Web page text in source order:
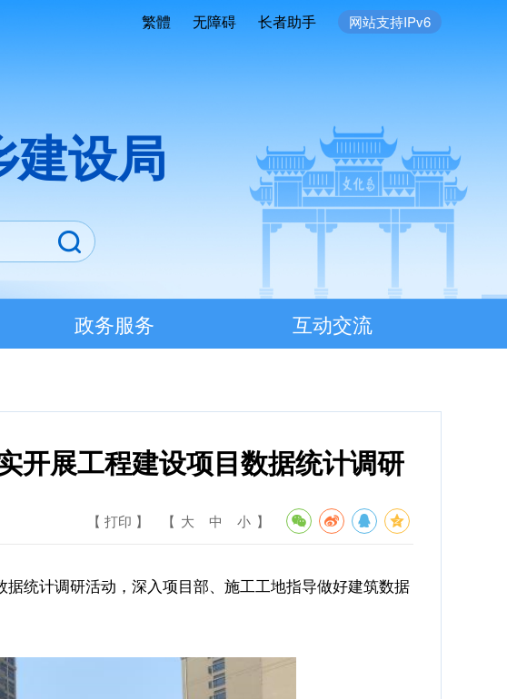
繁體 无障碍 长者助手 网站支持IPv6
建设局
政务服务 互动交流
展工程建设项目数据统计调研
【 打印 】 【 大 中 小 】
统计调研活动，深入项目部、施工工地指导做好建筑数据